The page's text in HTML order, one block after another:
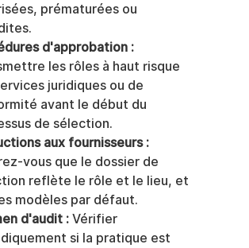
prématurées ou
d'approbation :
les rôles à haut risque
juridiques ou de
avant le début du
de sélection.
aux fournisseurs :
vous que le dossier de
reflète le rôle et le lieu, et
modèles par défaut.
d'audit : Vérifier
si la pratique est